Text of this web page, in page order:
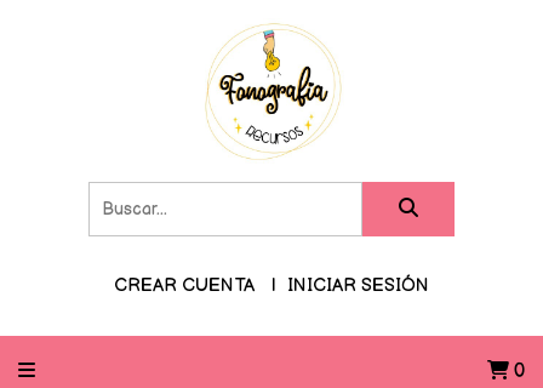
CREAR CUENTA INICIAR SESIÓN
0